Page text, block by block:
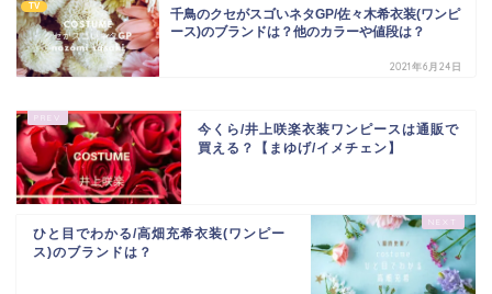
TV
千鳥のクセがスゴいネタGP/佐々木希衣装(ワンピ
ース)のブランドは？他のカラーや値段は？
2021年6月24日
今くら/井上咲楽衣装ワンピースは通販で
買える？【まゆげ/イメチェン】
ひと目でわかる/高畑充希衣装(ワンピー
ス)のブランドは？